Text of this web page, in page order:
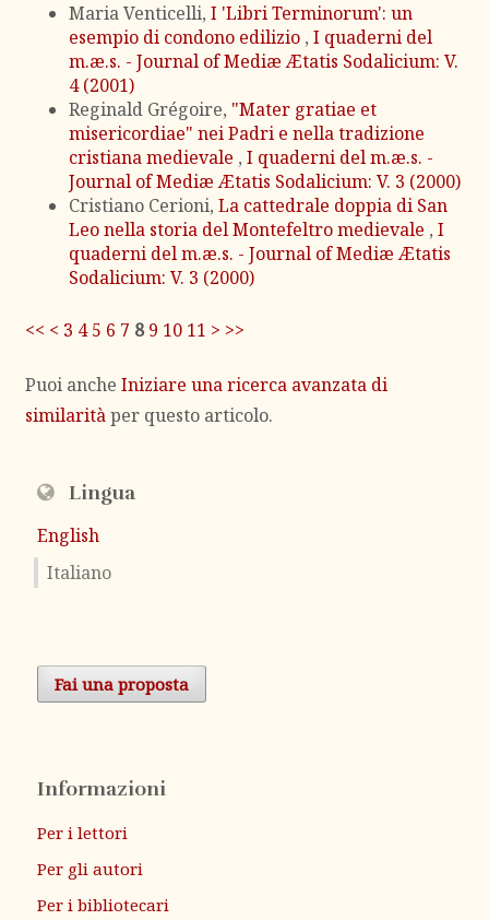
Maria Venticelli, I 'Libri Terminorum': un
esempio di condono edilizio , I quaderni del
m.æ.s. - Journal of Mediæ Ætatis Sodalicium: V.
4 (2001)
Reginald Grégoire, "Mater gratiae et
misericordiae" nei Padri e nella tradizione
cristiana medievale , I quaderni del m.æ.s. -
Journal of Mediæ Ætatis Sodalicium: V. 3 (2000)
Cristiano Cerioni, La cattedrale doppia di San
Leo nella storia del Montefeltro medievale , I
quaderni del m.æ.s. - Journal of Mediæ Ætatis
Sodalicium: V. 3 (2000)
<< < 3 4 5 6 7 8 9 10 11 > >>
Puoi anche Iniziare una ricerca avanzata di
similaritàper questo articolo.
Lingua
English
Italiano
Fai una proposta
Informazioni
Per i lettori
Per gli autori
Per i bibliotecari